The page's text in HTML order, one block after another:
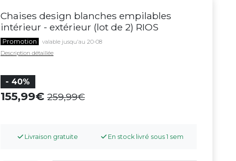
Chaises design blanches empilables
intérieur - extérieur (lot de 2) RIOS
Promotion
valable jusqu'au 20-08
Description détaillée
- 40%
155,99 259,99
Livraison gratuite En stock livré sous 1 sem